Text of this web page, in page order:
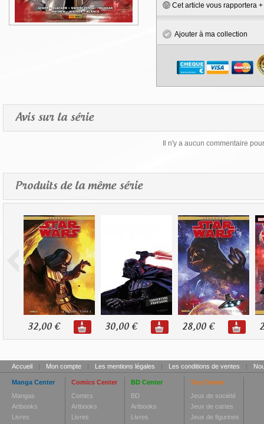
Cet article vous rapportera +
Ajouter à ma collection
Avis sur la série
Il n'y a aucun commentaire
Produits de la même série
32,00 € 30,00 € 28,00 €
Accueil | Mon compte | Les mentions légales | Les conditions de ventes |
Manga Center
Mangas
Artbooks
Livres
Comics Center
Comics
Artbooks
Livres
BD Center
BD
Artbooks
Livres
Toy Center
Jeux de société
Jeux de cartes
Jeux de figurines